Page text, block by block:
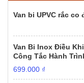
Van bi UPVC rắc co
Van Bi Inox Điều
Công Tắc Hành
699.000 ₫